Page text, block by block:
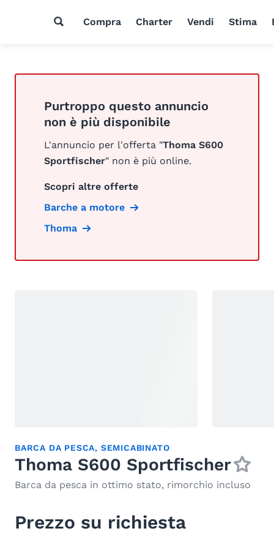
Compra Charter Vendi Stima
Purtroppo questo annuncio
non è più disponibile
L'annuncio per l'offerta "Thoma S600
Sportfischer" non è più online.
Scopri altre offerte
Barche a motore
Thoma
BARCA DA PESCA, SEMICABINATO
Thoma S600 Sportfischer
Barca da pesca in ottimo stato, rimorchio incluso
Prezzo su richiesta